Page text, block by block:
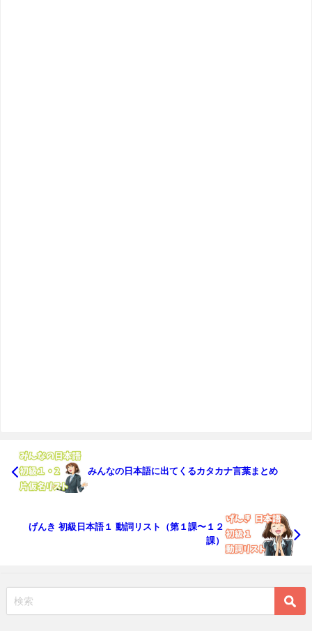
みんなの日本語に出てくるカタカナ言葉まとめ
げんき 初級日本語１ 動詞リスト（第１課〜１２
課）